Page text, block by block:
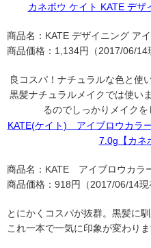
カネボウ ケイト KATE デ
商品名：KATE デザイニング ア
商品価格：1,134円（2017/06/14
良コスパ！ナチュラルな色と使
黒髪ナチュラルメイクでは使い
るのでしっかりメイクを
KATE(ケイト) アイブロウカ
7.0g【カネ
商品名：KATE アイブロウカラ
商品価格：918円（2017/06/14現
とにかくコスパが抜群。黒髪に
これ一本で一気に印象が変わりま